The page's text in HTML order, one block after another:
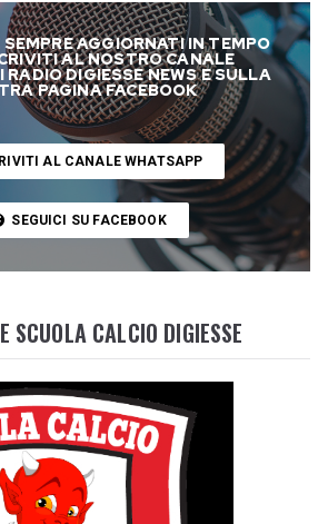
SEMPRE AGGIORNATI IN TEMPO
AL NOSTRO CANALE
RADIO DIGIESSE NEWS E SULLA
PAGINA FACEBOOK
AL CANALE WHATSAPP
SEGUICI SU FACEBOOK
SCUOLA CALCIO DIGIESSE